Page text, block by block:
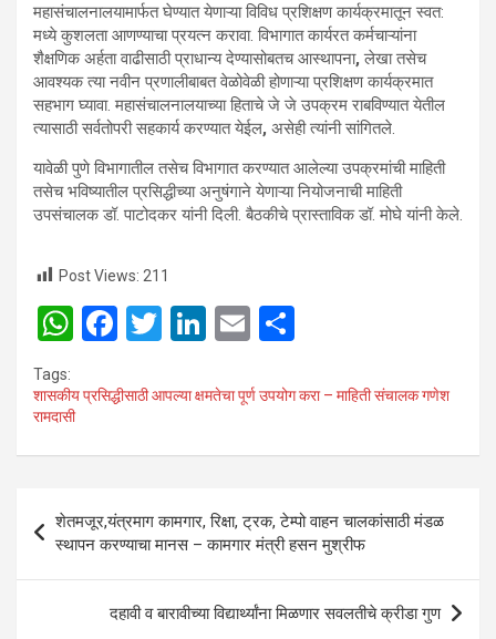
महासंचालनालयामार्फत घेण्यात येणाऱ्या विविध प्रशिक्षण कार्यक्रमातून स्वत:
मध्ये कुशलता आणण्याचा प्रयत्न करावा. विभागात कार्यरत कर्मचाऱ्यांना
शैक्षणिक अर्हता वाढीसाठी प्राधान्य देण्यासोबतच आस्थापना,लेखा तसेच
आवश्यक त्या नवीन प्रणालीबाबत वेळोवेळी होणाऱ्या प्रशिक्षण कार्यक्रमात
सहभाग घ्यावा. महासंचालनालयाच्या हिताचे जे जे उपक्रम राबविण्यात येतील
त्यासाठी सर्वतोपरी सहकार्य करण्यात येईल, असेही त्यांनी सांगितले.
यावेळी पुणे विभागातील तसेच विभागात करण्यात आलेल्या उपक्रमांची माहिती
तसेच भविष्यातील प्रसिद्धीच्या अनुषंगाने येणाऱ्या नियोजनाची माहिती
उपसंचालक डॉ. पाटोदकर यांनी दिली. बैठकीचे प्रास्ताविक डॉ. मोघे यांनी केले.
Post Views: 211
W
at
s
A
p
F
ce
o
k
T
tt
Li
ke
n
E
ail ar
Tags:
शासकीय प्रसिद्धीसाठी आपल्या क्षमतेचा पूर्ण उपयोग करा – माहिती संचालक गणेश
रामदासी
Post
navigation
शेतमजूर,यंत्रमाग कामगार, रिक्षा, ट्रक, टेम्पो वाहन चालकांसाठी मंडळ
स्थापन करण्याचा मानस – कामगार मंत्री हसन मुश्रीफ
दहावी व बारावीच्या विद्यार्थ्यांना मिळणार सवलतीचे क्रीडा गुण